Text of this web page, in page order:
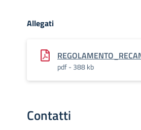
Allegati
pdf - 388 kb
Contatti